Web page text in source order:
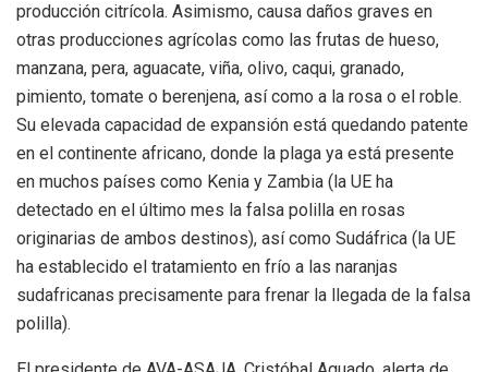
producción citrícola. Asimismo, causa daños graves en
otras producciones agrícolas como las frutas de hueso,
manzana, pera, aguacate, viña, olivo, caqui, granado,
pimiento, tomate o berenjena, así como a la rosa o el roble.
Su elevada capacidad de expansión está quedando patente
en el continente africano, donde la plaga ya está presente
en muchos países como Kenia y Zambia (la UE ha
detectado en el último mes la falsa polilla en rosas
originarias de ambos destinos), así como Sudáfrica (la UE
ha establecido el tratamiento en frío a las naranjas
sudafricanas precisamente para frenar la llegada de la falsa
polilla).